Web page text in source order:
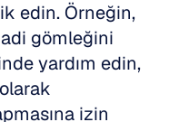
edin. Örneğin,
gömleğini
yardım edin,
izin